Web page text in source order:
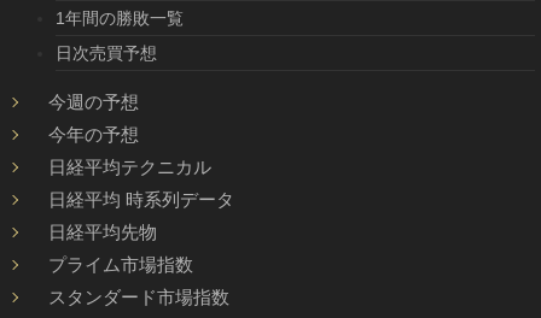
1年間の勝敗一覧
日次売買予想
今週の予想
今年の予想
日経平均テクニカル
日経平均 時系列データ
日経平均先物
プライム市場指数
スタンダード市場指数